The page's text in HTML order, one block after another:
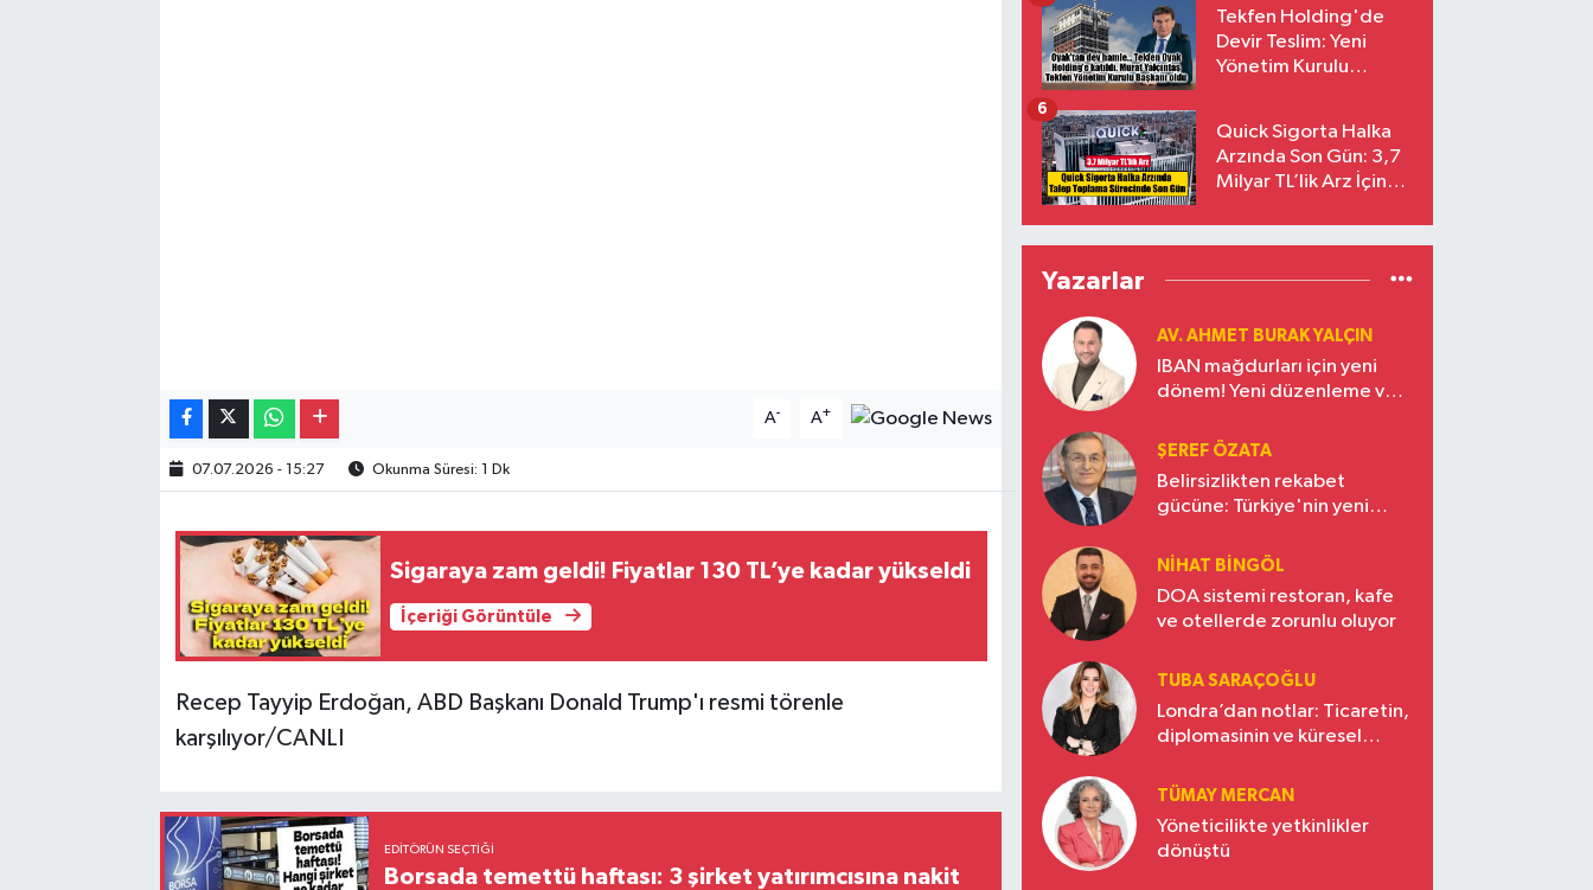
A- A+
07.07.2026 - 15:27 Okunma Süresi: 1 Dk
Sigaraya zam geldi! Fiyatlar 130 TL’ye kadar yükseldi
İçeriği Görüntüle
Recep Tayyip Erdoğan, ABD Başkanı Donald Trump'ı resmi törenle
karşılıyor/CANLI
EDITÖRÜN SEÇTIĞI
Borsada temettü haftası: 3 şirket yatırımcısına nakit
Tekfen Holding'de
Devir Teslim: Yeni
Yönetim Kurulu
Quick Sigorta Halka
Arzında Son Gün: 3,7
Milyar TL’lik Arz İçin
Eriyor
6
Yazarlar
AV. AHMET BURAK YALÇIN
IBAN mağdurları için yeni
dönem! Yeni düzenleme ve
ŞEREF ÖZATA
Belirsizlikten rekabet
gücüne: Türkiye'nin yeni
NIHAT BINGÖL
DOA sistemi restoran, kafe
ve otellerde zorunlu oluyor
TUBA SARAÇOĞLU
Londra’dan notlar: Ticaretin,
diplomasinin ve küresel
Türkiye’nin yükselen gücü
TÜMAY MERCAN
Yöneticilikte yetkinlikler
dönüştü